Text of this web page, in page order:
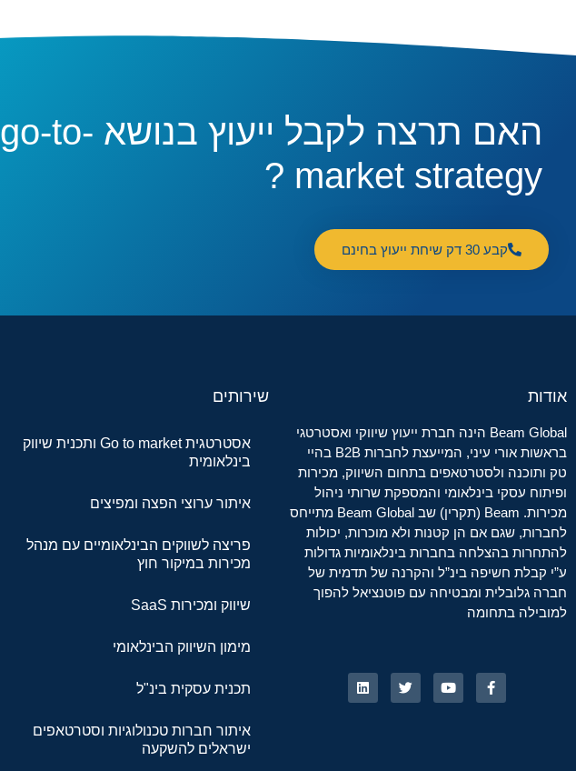
האם תרצה לקבל ייעוץ בנושא go-to-
market strategy ?
קבע 30 דק שיחת ייעוץ בחינם
אודות
Beam Global הינה חברת ייעוץ שיווקי ואסטרטגי
בראשות אורי עיני, המייעצת לחברות B2B בהיי
טק ותוכנה ולסטרטאפים בתחום השיווק, מכירות
ופיתוח עסקי בינלאומי והמספקת שרותי ניהול
מכירות. Beam (תקרין) שב Beam Global מתייחס
לחברות, שגם אם הן קטנות ולא מוכרות, יכולות
להתחרות בהצלחה בחברות בינלאומיות גדולות
ע”י קבלת חשיפה בינ”ל והקרנה של תדמית של
חברה גלובלית ומבטיחה עם פוטנציאל להפוך
למובילה בתחומה
שירותים
אסטרטגית Go to market ותכנית שיווק
בינלאומית
איתור ערוצי הפצה ומפיצים
פריצה לשווקים הבינלאומיים עם מנהל
מכירות במיקור חוץ
שיווק ומכירות SaaS
מימון השיווק הבינלאומי
תכנית עסקית בינ"ל
איתור חברות טכנולוגיות וסטרטאפים
ישראלים להשקעה